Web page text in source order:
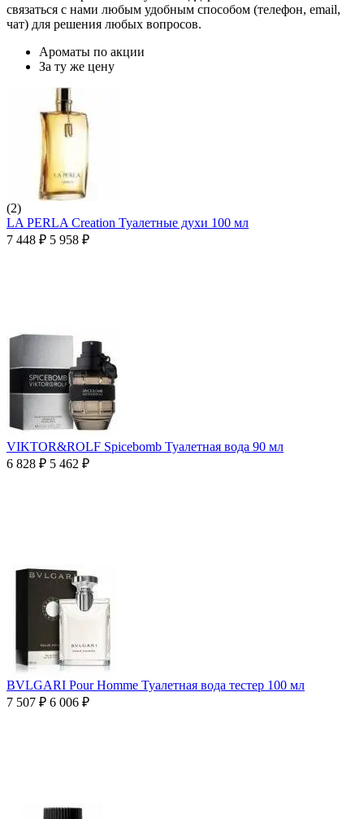
связаться с нами любым удобным способом (телефон, email,
чат) для решения любых вопросов.
Ароматы по акции
За ту же цену
(2)
LA PERLA Creation Туалетные духи 100 мл
7 448 ₽ 5 958 ₽
VIKTOR&ROLF Spicebomb Туалетная вода 90 мл
6 828 ₽ 5 462 ₽
BVLGARI Pour Homme Туалетная вода тестер 100 мл
7 507 ₽ 6 006 ₽